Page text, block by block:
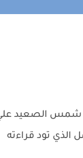
شمس الصعيد
الذي تود قراءته